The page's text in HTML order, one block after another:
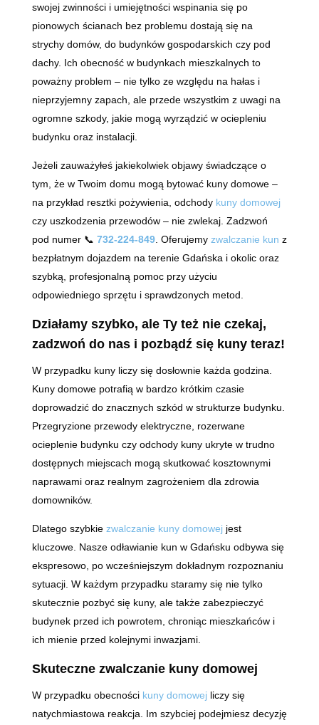
swojej zwinności i umiejętności wspinania się po
pionowych ścianach bez problemu dostają się na
strychy domów, do budynków gospodarskich czy pod
dachy. Ich obecność w budynkach mieszkalnych to
poważny problem – nie tylko ze względu na hałas i
nieprzyjemny zapach, ale przede wszystkim z uwagi na
ogromne szkody, jakie mogą wyrządzić w ociepleniu
budynku oraz instalacji.
Jeżeli zauważyłeś jakiekolwiek objawy świadczące o
tym, że w Twoim domu mogą bytować kuny domowe –
na przykład resztki pożywienia, odchody kuny domowej
czy uszkodzenia przewodów – nie zwlekaj. Zadzwoń
pod numer 📞 732-224-849. Oferujemy zwalczanie kun z
bezpłatnym dojazdem na terenie Gdańska i okolic oraz
szybką, profesjonalną pomoc przy użyciu
odpowiedniego sprzętu i sprawdzonych metod.
Działamy szybko, ale Ty też nie czekaj,
zadzwoń do nas i pozbądź się kuny teraz!
W przypadku kuny liczy się dosłownie każda godzina.
Kuny domowe potrafią w bardzo krótkim czasie
doprowadzić do znacznych szkód w strukturze budynku.
Przegryzione przewody elektryczne, rozerwane
ocieplenie budynku czy odchody kuny ukryte w trudno
dostępnych miejscach mogą skutkować kosztownymi
naprawami oraz realnym zagrożeniem dla zdrowia
domowników.
Dlatego szybkie zwalczanie kuny domowejjest
kluczowe. Nasze odławianie kun w Gdańsku odbywa się
ekspresowo, po wcześniejszym dokładnym rozpoznaniu
sytuacji. W każdym przypadku staramy się nie tylko
skutecznie pozbyć się kuny, ale także zabezpieczyć
budynek przed ich powrotem, chroniąc mieszkańców i
ich mienie przed kolejnymi inwazjami.
Skuteczne zwalczanie kuny domowej
W przypadku obecności kuny domowejliczy się
natychmiastowa reakcja. Im szybciej podejmiesz decyzję